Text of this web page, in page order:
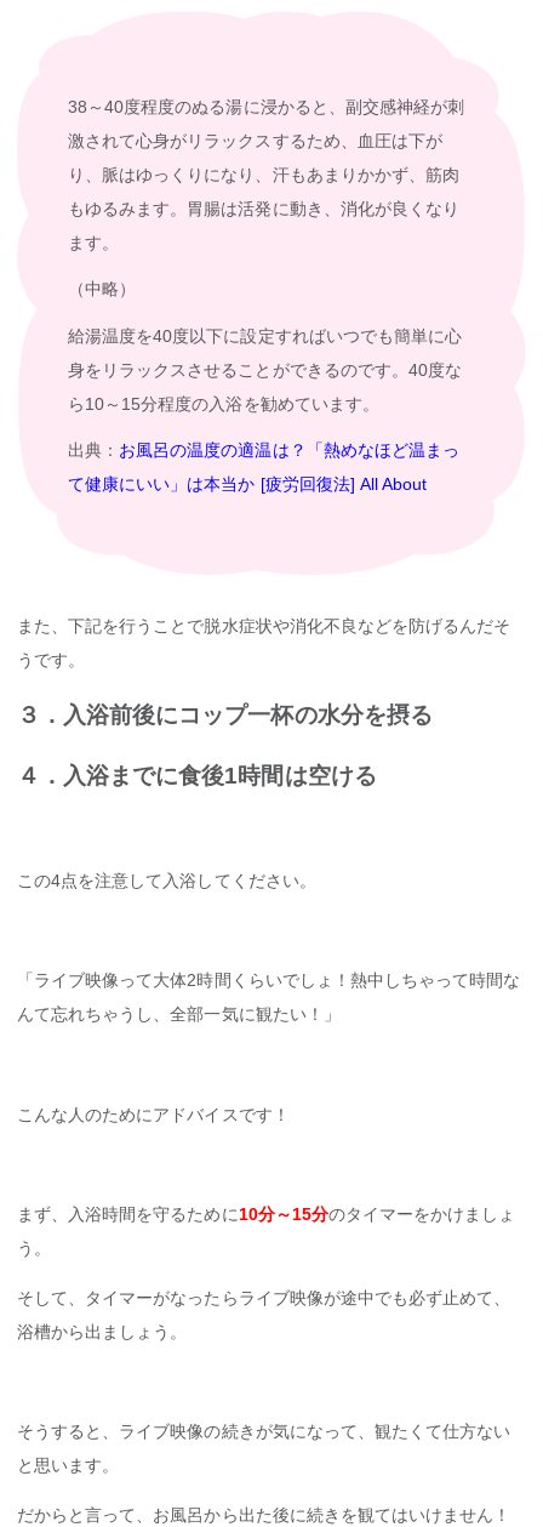
38～40度程度のぬる湯に浸かると、副交感神経が刺
激されて心身がリラックスするため、血圧は下が
り、脈はゆっくりになり、汗もあまりかかず、筋肉
もゆるみます。胃腸は活発に動き、消化が良くなり
ます。
（中略）
給湯温度を40度以下に設定すればいつでも簡単に心
身をリラックスさせることができるのです。40度な
ら10～15分程度の入浴を勧めています。
出典： お風呂の温度の適温は？「熱めなほど温まっ
て健康にいい」は本当か [疲労回復法] All About
また、下記を行うことで脱水症状や消化不良などを防げるんだそ
うです。
３．入浴前後にコップ一杯の水分を摂る
４．入浴までに食後1時間は空ける
この4点を注意して入浴してください。
「ライブ映像って大体2時間くらいでしょ！熱中しちゃって時間な
んて忘れちゃうし、全部一気に観たい！」
こんな人のためにアドバイスです！
まず、入浴時間を守るために10分～15分のタイマーをかけましょ
う。
そして、タイマーがなったらライブ映像が途中でも必ず止めて、
浴槽から出ましょう。
そうすると、ライブ映像の続きが気になって、観たくて仕方ない
と思います。
だからと言って、お風呂から出た後に続きを観てはいけません！